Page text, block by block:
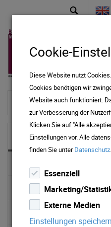
To home page
NEWS & MEDIA
News 2024
News 2023
Cookie-
Diese Website nutzt
Cookies benötigen wir
Website auch funktioniert.
zur Verbesserung der
Klicken Sie auf "Alle
Einstellungen vor. Alle
finden Sie unterDatenschutz.
Essenziell
Marketing/
Externe Medien
Einstellungen speichern